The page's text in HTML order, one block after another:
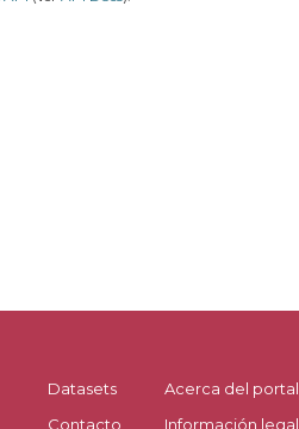
Datasets
Contacto
Acerca del portal
Información legal